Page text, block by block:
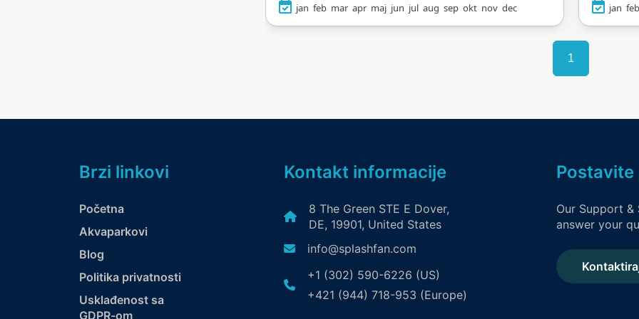
džakuzijima i saunama.
Djeca će obožavati zonu za
raj uz more.
jan feb mar apr maj jun jul aug sep okt nov dec
se
slane
jan feb
1
Brzi linkovi
Početna
Akvaparkovi
Blog
Politika privatnosti
Usklađenost sa
GDPR-om
Kontakt informacije
8 The Green STE E Dover,
DE, 19901, United States
info@splashfan.com
+1 (302) 590-6226 (US)
+421 (944) 718-953 (Europe)
Postavite
Our Support &
answer your